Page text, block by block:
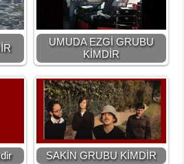
UMUDA EZGİ GRUBU
KİMDİR
SAKİN GRUBU KİMDİR